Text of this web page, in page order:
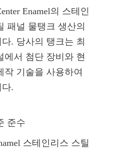
Enamel의 스테인
패널 물탱크 생산의
. 당사의 탱크는 최
에서 첨단 장비와 현
작 기술을 사용하여
.
준수
스테인리스 스틸